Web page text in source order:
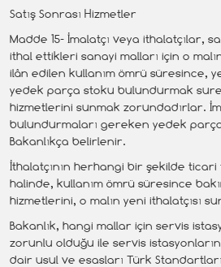
Satış Sonrası Hizmetler
Madde 15- İmalatçı veya ithalatçılar,
ithal ettikleri sanayi malları için o
ilân edilen kullanım ömrü süresince,
yedek parça stoku bulundurmak
hizmetlerini sunmak zorundadırlar.
bulundurmaları gereken yedek
Bakanlıkça belirlenir.
İthalatçının herhangi bir şekilde
halinde, kullanım ömrü süresince
hizmetlerini, o malın yeni ithalatçısı
Bakanlık, hangi mallar için servis
zorunlu olduğu ile servis
dair usul ve esasları Türk